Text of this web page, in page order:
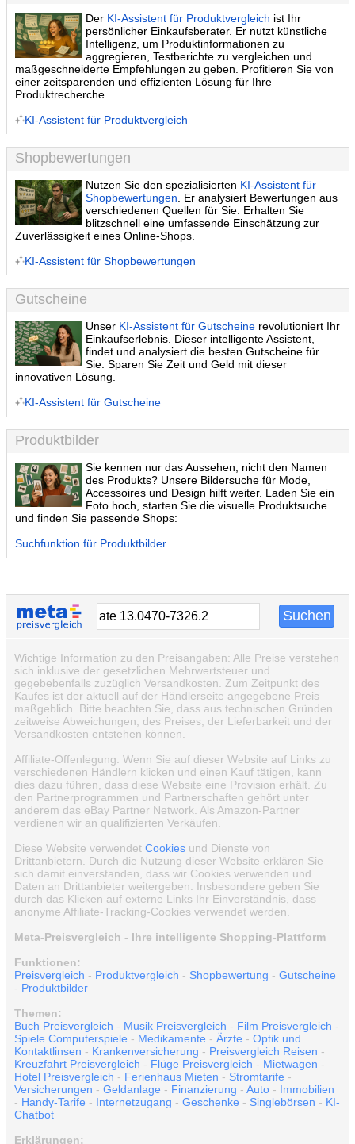
Der KI-Assistent für Produktvergleich ist Ihr
persönlicher Einkaufsberater. Er nutzt künstliche
Intelligenz, um Produktinformationen zu
aggregieren, Testberichte zu vergleichen und
maßgeschneiderte Empfehlungen zu geben. Profitieren Sie von
einer zeitsparenden und effizienten Lösung für Ihre
Produktrecherche.
KI-Assistent für Produktvergleich
Shopbewertungen
Nutzen Sie den spezialisierten KI-Assistent für
Shopbewertungen . Er analysiert Bewertungen aus
verschiedenen Quellen für Sie. Erhalten Sie
blitzschnell eine umfassende Einschätzung zur
Zuverlässigkeit eines Online-Shops.
KI-Assistent für Shopbewertungen
Gutscheine
Unser KI-Assistent für Gutscheine revolutioniert Ihr
Einkaufserlebnis. Dieser intelligente Assistent,
findet und analysiert die besten Gutscheine für
Sie. Sparen Sie Zeit und Geld mit dieser
innovativen Lösung.
KI-Assistent für Gutscheine
Produktbilder
Sie kennen nur das Aussehen, nicht den Namen
des Produkts? Unsere Bildersuche für Mode,
Accessoires und Design hilft weiter. Laden Sie ein
Foto hoch, starten Sie die visuelle Produktsuche
und finden Sie passende Shops:
Suchfunktion für Produktbilder
Wichtige Information zu den Preisangaben: Alle Preise verstehen
sich inklusive der gesetzlichen Mehrwertsteuer und
gegebebenfalls zuzüglich Versandkosten. Zum Zeitpunkt des
Kaufes ist der aktuell auf der Händlerseite angegebene Preis
maßgeblich. Bitte beachten Sie, dass aus technischen Gründen
zeitweise Abweichungen, des Preises, der Lieferbarkeit und der
Versandkosten entstehen können.
Affiliate-Offenlegung: Wenn Sie auf dieser Website auf Links zu
verschiedenen Händlern klicken und einen Kauf tätigen, kann
dies dazu führen, dass diese Website eine Provision erhält. Zu
den Partnerprogrammen und Partnerschaften gehört unter
anderem das eBay Partner Network. Als Amazon-Partner
verdienen wir an qualifizierten Verkäufen.
Diese Website verwendet Cookies und Dienste von
Drittanbietern. Durch die Nutzung dieser Website erklären Sie
sich damit einverstanden, dass wir Cookies verwenden und
Daten an Drittanbieter weitergeben. Insbesondere geben Sie
durch das Klicken auf externe Links Ihr Einverständnis, dass
anonyme Affiliate-Tracking-Cookies verwendet werden.
Meta-Preisvergleich - Ihre intelligente Shopping-Plattform
Funktionen:
Preisvergleich - Produktvergleich - Shopbewertung - Gutscheine
- Produktbilder
Themen:
Buch Preisvergleich - Musik Preisvergleich - Film Preisvergleich -
Spiele Computerspiele - Medikamente - Ärzte - Optik und
Kontaktlinsen - Krankenversicherung - Preisvergleich Reisen -
Kreuzfahrt Preisvergleich - Flüge Preisvergleich - Mietwagen -
Hotel Preisvergleich - Ferienhaus Mieten - Stromtarife -
Versicherungen - Geldanlage - Finanzierung - Auto - Immobilien
- Handy-Tarife - Internetzugang - Geschenke - Singlebörsen - KI-
Chatbot
Erklärungen: